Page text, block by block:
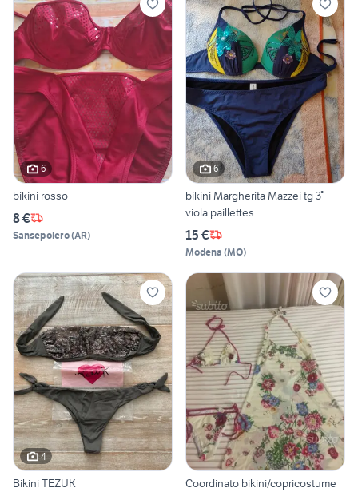
6
bikini rosso
8 €
Sansepolcro(AR)
6
bikini Margherita Mazzei tg 3°
viola paillettes
15 €
Modena (MO)
4
Bikini TEZUK
Coordinato bikini/copricostume